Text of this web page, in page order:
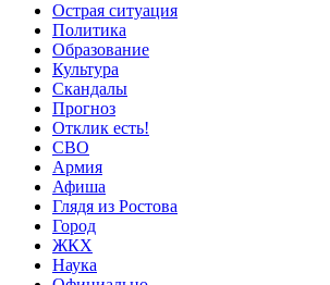
Острая ситуация
Политика
Образование
Культура
Скандалы
Прогноз
Отклик есть!
СВО
Армия
Афиша
Глядя из Ростова
Город
ЖКХ
Наука